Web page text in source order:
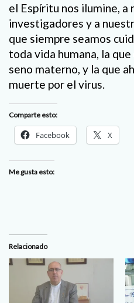
el Espíritu nos ilumine, a
investigadores y a
que siempre seamos
toda vida humana, la
seno materno, y la que
muerte por el virus.
Comparte esto:
Facebook X
Me gusta esto:
Relacionado